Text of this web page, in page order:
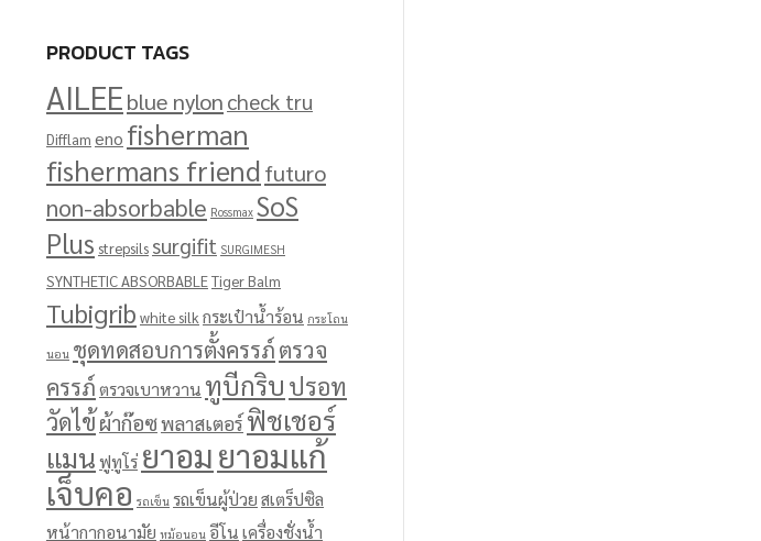
PRODUCT TAGS
AILEEblue nylon check tru
Difflam eno fisherman
fishermans friend futuro
non-absorbable Rossmax SoS
Plus strepsils surgifit SURGIMESH
SYNTHETIC ABSORBABLETiger Balm
Tubigrib white silk กระเป๋าน้ำร้อน กระโถน
นอน ชุดทดสอบการตั้งครรภ์ตรวจ
ครรภ์ตรวจเบาหวาน ทูบีกริบ ปรอท
วัดไข้ผ้าก๊อซพลาสเตอร์ฟิชเชอร์
แมนฟูทูโร่ ยาอมยาอมแก้
เจ็บคอ รถเข็น รถเข็นผู้ป่วยสเตร็ปซิล
หน้ากากอนามัย หม้อนอน อีโนเครื่องชั่งน้ำ